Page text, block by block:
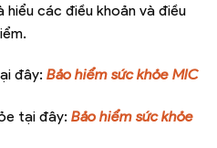
hiểu các điều khoản và điều
đây: Bảo hiểm sức khỏe MIC
tại đây: Bảo hiểm sức khỏe